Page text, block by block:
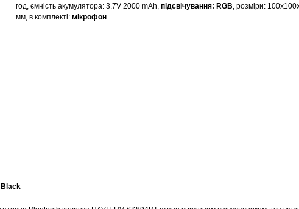
год, ємність акумулятора: 3.7V 2000 mAh, підсвічування: RGB, розміри:
мм, в комплекті: мікрофон
Black